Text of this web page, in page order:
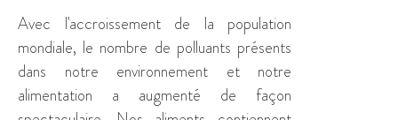
Avec l'accroissement de la population
mondiale, le nombre de polluants présents
dans notre environnement et notre
alimentation a augmenté de façon